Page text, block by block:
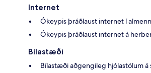
Internet
Ókeypis þráðlaust internet í
Ókeypis þráðlaust internet á
Bílastæði
Bílastæði aðgengileg hjólastólum